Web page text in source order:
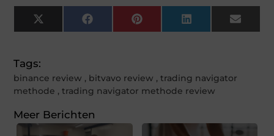
X
(Twitter)
FacebookPinterestLinkedInEmail
Tags:
binance review , bitvavo review ,trading navigator
methode ,trading navigator methode review
Meer Berichten